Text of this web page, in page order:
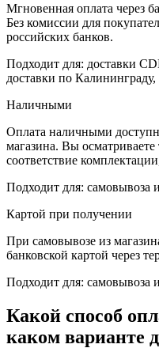
Мгновенная оплата через
Без комиссии для
российских банков.
Подходит для: доставки
доставки по Калининграду,
Наличными
Оплата наличными
магазина. Вы
соответствие
Подходит для: самовывоза
Картой при получении
При самовывозе из
банковской картой через
Подходит для: самовывоза
Какой способ
каком варианте